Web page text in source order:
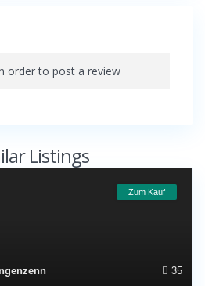
order to post a review
Listings
35
Zum Kauf